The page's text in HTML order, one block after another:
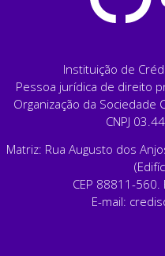
Instituição de
Pessoa jurídica de direito
Organização da Sociedade
CNPJ
Matriz: Rua Augusto dos
CEP 88811-
E-mail: